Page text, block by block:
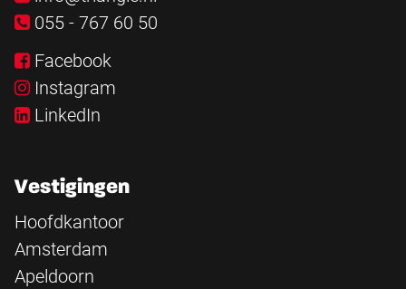
055 - 767 60 50
Facebook
Instagram
LinkedIn
Vestigingen
Hoofdkantoor
Amsterdam
Apeldoorn